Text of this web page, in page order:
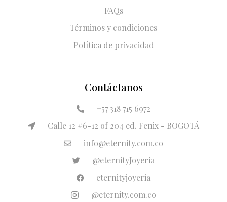
FAQs
Términos y condiciones
Política de privacidad
Contáctanos
+57 318 715 6972
Calle 12 #6-12 of 204 ed. Fenix - BOGOTÁ
info@eternity.com.co
@eternityJoyeria
eternityjoyeria
@eternity.com.co